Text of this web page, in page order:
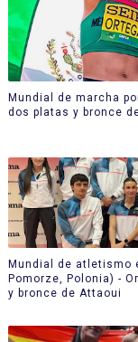
Mundial de marcha
dos platas y bronce
Mundial de atletismo
Pomorze, Polonia) -
y bronce de Attaoui